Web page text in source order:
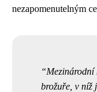
nezapomenutelným
Mezinárodní
brožuře, v níž